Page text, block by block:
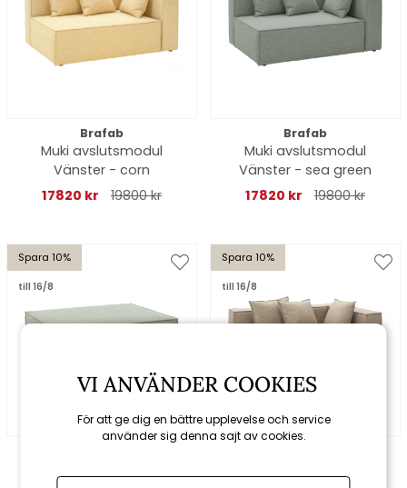
Brafab
Muki avslutsmodul
Vänster - corn
17820 kr
19800 kr
Brafab
Muki avslutsmodul
Vänster - sea green
17820 kr
19800 kr
Spara 10%
till 16/8
Spara 10%
till 16/8
VI ANVÄNDER COOKIES
För att ge dig en bättre upplevelse och service
använder sig denna sajt av cookies.